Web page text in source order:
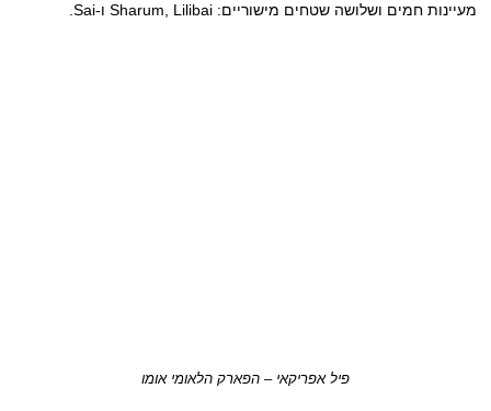
מעיינות חמים ושלושה שטחים מישוריים: Sharum, Lilibai ו-Sai.
פיל אפריקאי – הפארק הלאומי אומו